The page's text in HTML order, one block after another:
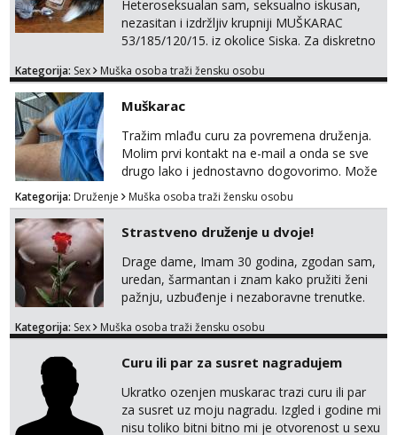
Heteroseksualan sam, seksualno iskusan,
nezasitan i izdržljiv krupniji MUŠKARAC
53/185/120/15. iz okolice Siska. Za diskretno
VEČER u ZAGREBU tražim MLAĐU ŽENU bez
udaljenost konkretno zainteresiranu za SEKS
bez TABUA i KONDOMA upotpunjen SEKS
IGRAČKAMA od vibratora i umjetnih dilda do
analnih čepova raznih vel...
Kategorija: Sex Muška osoba traži žensku osobu
Muškarac
Tražim mlađu curu za povremena druženja.
Molim prvi kontakt na e-mail a onda se sve
drugo lako i jednostavno dogovorimo. Može
sve u krugu od 100 km oko Zagreba
Kategorija: Druženje Muška osoba traži žensku osobu
Strastveno druženje u dvoje!
Drage dame, Imam 30 godina, zgodan sam,
uredan, šarmantan i znam kako pružiti ženi
pažnju, uzbuđenje i nezaboravne trenutke.
snažnoj privlačnosti, strasti i noći ispunjenoj
Ako ti nedostaje dodir, poljupci, kemija i
muškarac koji će se potpuno posvetiti tvom
zadovoljstvu, možda smo upravo ono što
oboje t...
Kategorija: Sex Muška osoba traži žensku osobu
Curu ili par za susret nagradujem
Ukratko ozenjen muskarac trazi curu ili par
za susret uz moju nagradu. Izgled i godine mi
nisu toliko bitni bitno mi je otvorenost u sexu